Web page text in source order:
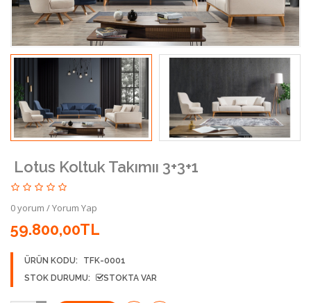
Lotus Koltuk Takımıı 3+3+1
0 yorum /Yorum Yap
59.800,00TL
ÜRÜN KODU:
TFK-0001
STOK DURUMU:
STOKTA VAR